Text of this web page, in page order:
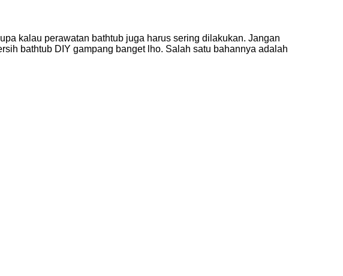
kalau perawatan bathtub juga harus sering dilakukan. Jangan
bathtub DIY gampang banget lho. Salah satu bahannya adalah